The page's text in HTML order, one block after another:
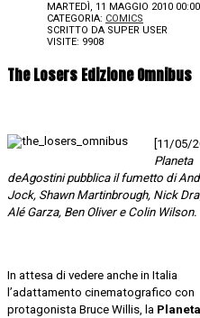
MARTEDÌ, 11 MAGGIO 2010 00:00
CATEGORIA: COMICS
SCRITTO DA SUPER USER
VISITE: 9908
The Losers Edizione Omnibus
[11/05/
Planeta
deAgostini pubblica il fumetto di
Jock, Shawn Martinbrough, Nick
Alé Garza, Ben Oliver e Colin Wilson.
In attesa di vedere anche in Italia
l’adattamento cinematografico con
protagonista Bruce Willis, la Planeta